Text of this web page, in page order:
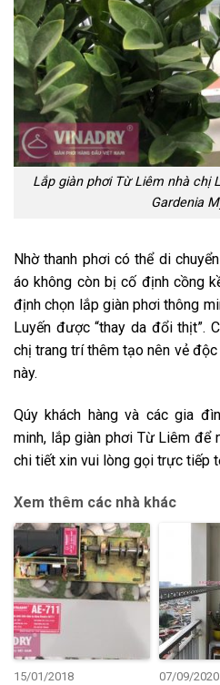
Lắp giàn phơi Từ Liêm nhà chị
Gardenia
Nhờ thanh phơi có thể di
áo không còn bị cố định cồng
định chọn lắp giàn phơi thông
Luyến được “thay da đổi thịt”.
chị trang trí thêm tạo nên vẻ
này.
Qúy khách hàng và các gia
minh, lắp giàn phơi Từ Liêm để
chi tiết xin vui lòng gọi trực tiếp
Xem thêm các nhà khác
15/01/2018
07/09/2020